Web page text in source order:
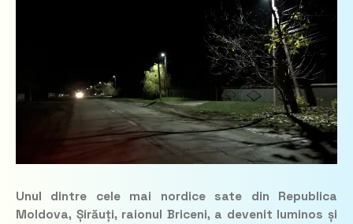
Unul dintre cele mai nordice sate din Republica
Moldova, Șirăuți, raionul Briceni, a devenit luminos și